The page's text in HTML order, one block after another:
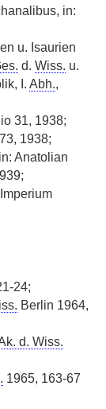
in:
u. Isaurien
d. Wiss. u.
I. Abh.,
31, 1938;
1938;
Anatolian
24;
Berlin 1964,
d. Wiss.
1965, 163-67